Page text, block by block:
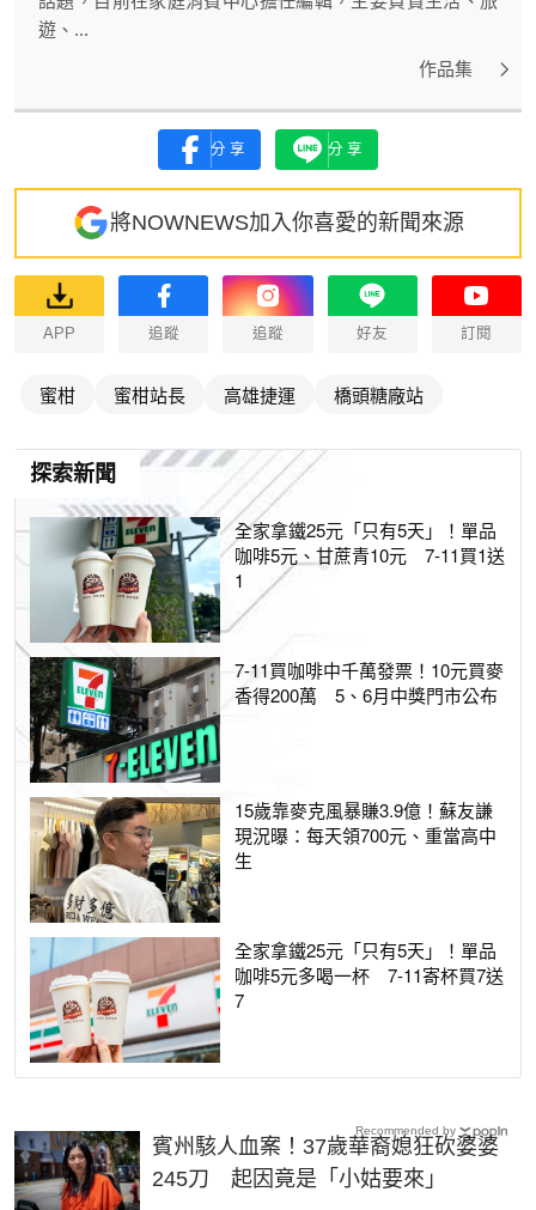
遊、...
作品集
分享 分享
將NOWNEWS加入你喜愛的新聞來源
APP 追蹤 追蹤 好友 訂閱
蜜柑 蜜柑站長 高雄捷運 橋頭糖廠站
探索新聞
全家拿鐵25元「只有5天」！單品
咖啡5元、甘蔗青10元 7-11買1送
1
7-11買咖啡中千萬發票！10元買麥
香得200萬 5、6月中獎門市公布
15歲靠麥克風暴賺3.9億！蘇友謙
現況曝：每天領700元、重當高中
生
全家拿鐵25元「只有5天」！單品
咖啡5元多喝一杯 7-11寄杯買7送
7
賓州駭人血案！37歲華裔媳狂砍婆婆
245刀 起因竟是「小姑要來」
Recommended by